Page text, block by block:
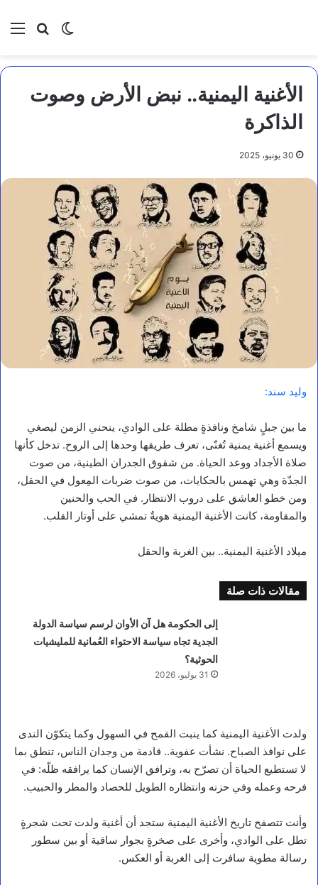
بحثالوضع
الأغنية اليمنية.. نبض الأرض وصوت
الذاكرة
30 يونيو، 2025
وليد سند:
ما بين جبلٍ شامخ ونافذةٍ مطلة على الوادي، ينحني الزمن ليصغي
ويسمع أغنية يمنية تُغنّى، تعرف طريقها وحدها إلى الروح. تدخل كأنها
صلاة الأجداد ووعد الحياة. من شقوق الجدران الطينية، من صوت
الجدّة وهي تهمس بالحكايات، من صوت ضربات المِعول في الحقل،
ومن خطو العاشق على دروب الانتظار. في الحب والحنين
والمقاومة، كانت الأغنية اليمنية هويةٌ تمشي على أوتار القلب.
ميلاد الأغنية اليمنية.. بين الغربة والحقل
مقالات ذات صلة
إلى الحكومة هل آن الأوان لرسم سياسة الدولة
الجدية تجاه سياسة الاحتواء العُمانية للمليشيات
الحوثية؟
31 يوليو، 2026
ولدت الأغنية اليمنية كما ينبت القمح في السهول وكما يتكوّن الندى
على نوافذ الصباح. نشأت عفوية.. قادمة من وجدان الناس، تنطق بما
لا تستطيع الحياة أن تصرّح به، وترافق الإنسان كما يرافقه ظلّه: في
فرحه وعمله وفي حزنه وانتظاره الطويل للحصاد والمطر والحبيب.
وأنت تتصفح تاريخ الأغنية اليمنية ستجد أن أغنية ولدت تحت شجرةٍ
تطل على الوادي، وأخرى على صخرةٍ بجوار ساقية أو بين سطور
رسالة مطوية سافرت إلى الغربة أو العكس.